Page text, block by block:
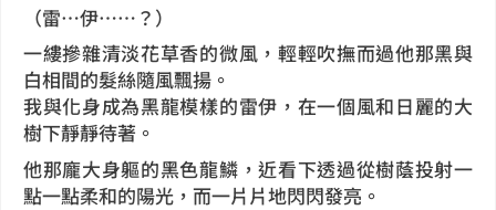
（雷…伊……？）
一縷摻雜清淡花草香的微風，輕輕吹撫而過他那黑與
白相間的髮絲隨風飄揚。
我與化身成為黑龍模樣的雷伊，在一個風和日麗的大
樹下靜靜待著。
他那龐大身軀的黑色龍鱗，近看下透過從樹蔭投射一
點一點柔和的陽光，而一片片地閃閃發亮。